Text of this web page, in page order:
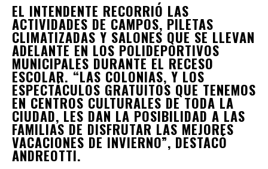
EL INTENDENTE RECORRIÓ LAS
ACTIVIDADES DE CAMPOS, PILETAS
CLIMATIZADAS Y SALONES QUE SE LLEVAN
ADELANTE EN LOS POLIDEPORTIVOS
MUNICIPALES DURANTE EL RECESO
ESCOLAR. “LAS COLONIAS, Y LOS
ESPECTÁCULOS GRATUITOS QUE TENEMOS
EN CENTROS CULTURALES DE TODA LA
CIUDAD, LES DAN LA POSIBILIDAD A LAS
FAMILIAS DE DISFRUTAR LAS MEJORES
VACACIONES DE INVIERNO”, DESTACÓ
ANDREOTTI.